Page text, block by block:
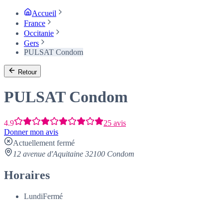
Accueil
France
Occitanie
Gers
PULSAT Condom
Retour
PULSAT Condom
4.9
25 avis
Donner mon avis
Actuellement fermé
12 avenue d'Aquitaine 32100 Condom
Horaires
LundiFermé